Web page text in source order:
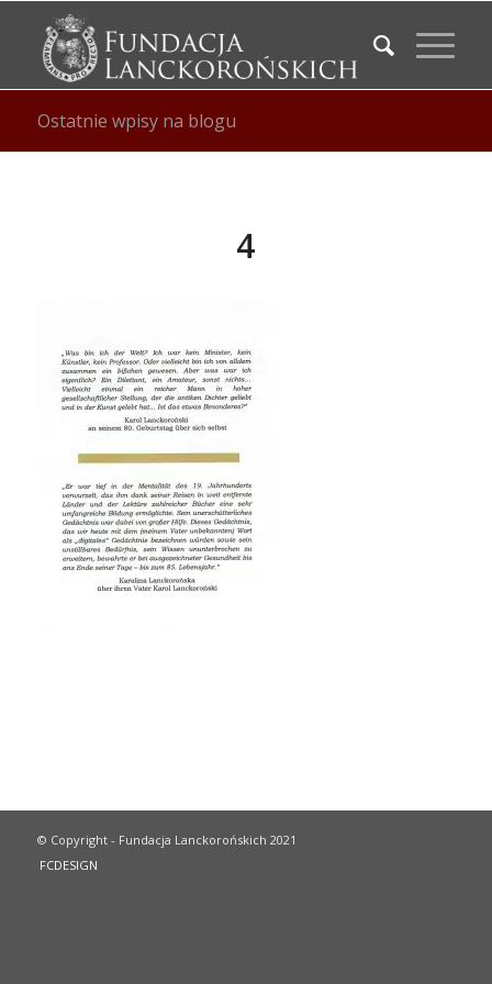
Ostatnie wpisy na blogu
4
© Copyright - Fundacja Lanckorońskich 2021
FCDESIGN